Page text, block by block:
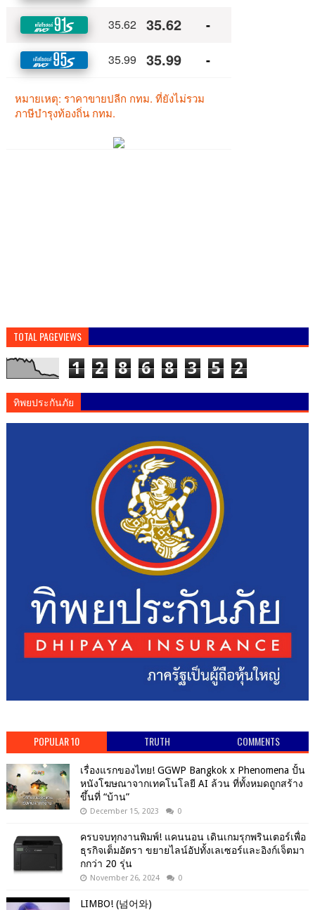
TOTAL PAGEVIEWS
1 2 8 6 8 3 5 2
ทิพยประกันภัย
POPULAR 10 TRUTH COMMENTS
เรื่องแรกของไทย! GGWP Bangkok x Phenomena ปั้น
หนังโฆษณาจากเทคโนโลยี AI ล้วน ที่ทั้งหมดถูกสร้าง
ขึ้นที่ “บ้าน”
December 15, 2023 0
ครบจบทุกงานพิมพ์! แคนนอน เดินเกมรุกพรินเตอร์เพื่อ
ธุรกิจเต็มอัตรา ขยายไลน์อัปทั้งเลเซอร์และอิงก์เจ็ตมา
กกว่า 20 รุ่น
November 26, 2024 0
LIMBO! (넘어와)